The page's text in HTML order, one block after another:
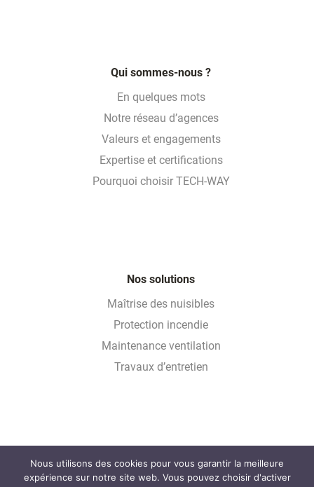
Qui sommes-nous ?
En quelques mots
Notre réseau d’agences
Valeurs et engagements
Expertise et certifications
Pourquoi choisir TECH-WAY
Nos solutions
Maîtrise des nuisibles
Protection incendie
Maintenance ventilation
Travaux d’entretien
Glossaire
Nous utilisons des cookies pour vous garantir la meilleure
expérience sur notre site web. Vous pouvez choisir d'activer